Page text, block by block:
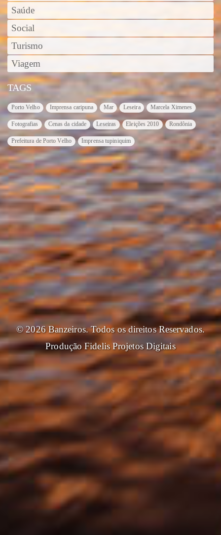
Saúde
Social
Turismo
Viagem
TAGS
Porto Velho Imprensa caripuna Mar Leseira Marcela Ximenes
Fotografias Cenas da cidade Leseiras Eleições 2010 Rondônia
Prefeitura de Porto Velho Imprensa tupiniquim
© 2026 Banzeiros. Todos os direitos Reservados.
ProduçãoFidelis Projetos Digitais